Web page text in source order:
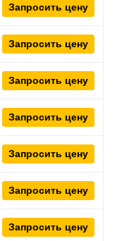
Запросить цену
Запросить цену
Запросить цену
Запросить цену
Запросить цену
Запросить цену
Запросить цену